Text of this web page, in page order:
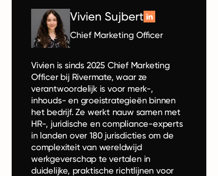
Vivien Sujbert
Chief Marketing Officer
Vivien is sinds 2025 Chief Marketing
Officer bij Rivermate, waar ze
verantwoordelijk is voor merk-,
inhouds- en groeistrategieën binnen
het bedrijf. Ze werkt nauw samen met
HR-, juridische en compliance-experts
in landen over 180 jurisdicties om de
complexiteit van wereldwijd
werkgeverschap te vertalen in
duidelijke, praktische richtlijnen voor